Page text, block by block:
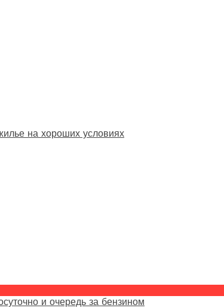
на хороших условиях
и очередь за бензином